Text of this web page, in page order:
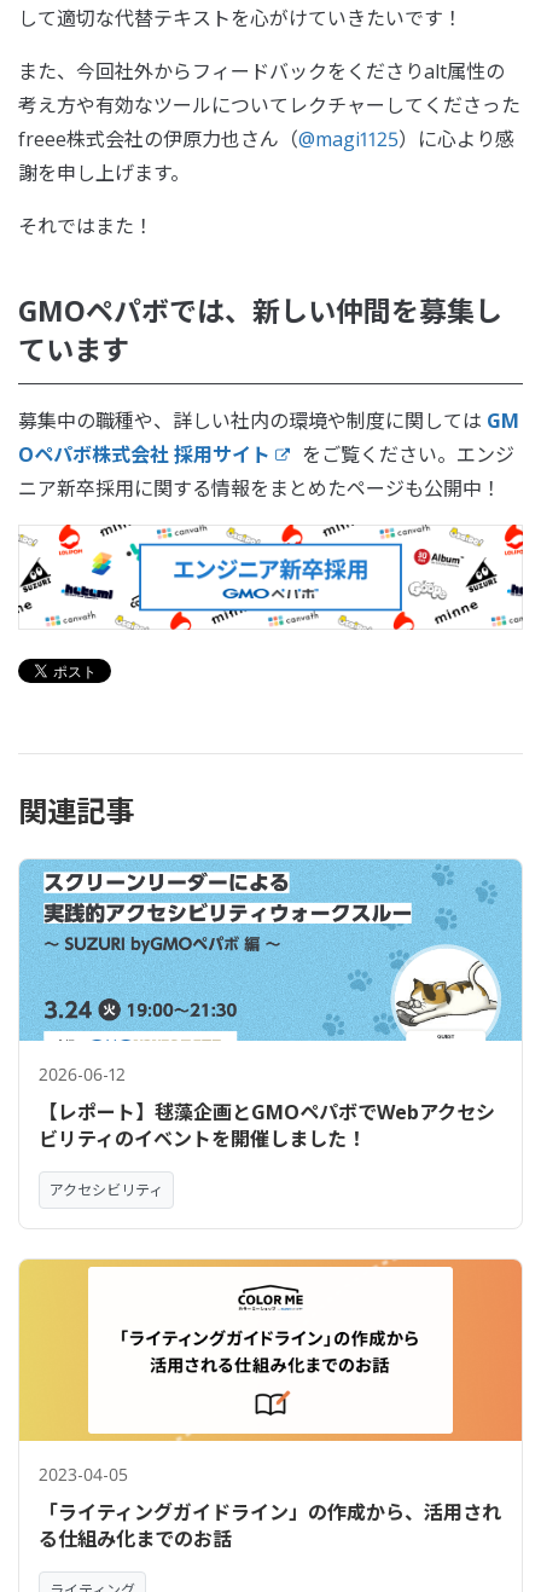
して適切な代替テキストを心がけていきたいです！
また、今回社外からフィードバックをくださりalt属性の
考え方や有効なツールについてレクチャーしてくださった
freee株式会社の伊原力也さん（@magi1125）に心より感
謝を申し上げます。
それではまた！
GMOペパボでは、新しい仲間を募集し
ています
募集中の職種や、詳しい社内の環境や制度に関しては GM
Oペパボ株式会社 採用サイト
をご覧ください。エンジ
ニア新卒採用に関する情報をまとめたページも公開中！
関連記事
2026-06-12
【レポート】毬藻企画とGMOペパボでWebアクセシ
ビリティのイベントを開催しました！
アクセシビリティ
2023-04-05
「ライティングガイドライン」の作成から、活用され
る仕組み化までのお話